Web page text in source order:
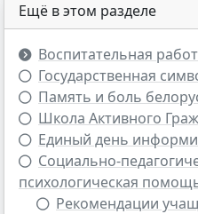
Ещё в этом разделе
Воспитательная
Государственная
Память и боль
Школа Активного
Единый день
Социально-
психологическая
Рекомендации